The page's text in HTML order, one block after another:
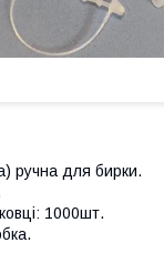
ручна для бирки.
1000шт.